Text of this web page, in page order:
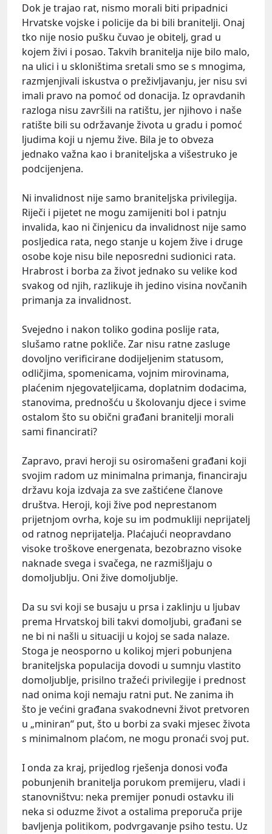
Dok je trajao rat, nismo morali biti pripadnici
Hrvatske vojske i policije da bi bili branitelji. Onaj
tko nije nosio pušku čuvao je obitelj, grad u
kojem živi i posao. Takvih branitelja nije bilo malo,
na ulici i u skloništima sretali smo se s mnogima,
razmjenjivali iskustva o preživljavanju, jer nisu svi
imali pravo na pomoć od donacija. Iz opravdanih
razloga nisu završili na ratištu, jer njihovo i naše
ratište bili su održavanje života u gradu i pomoć
ljudima koji u njemu žive. Bila je to obveza
jednako važna kao i braniteljska a višestruko je
podcijenjena.
Ni invalidnost nije samo braniteljska privilegija.
Riječi i pijetet ne mogu zamijeniti bol i patnju
invalida, kao ni činjenicu da invalidnost nije samo
posljedica rata, nego stanje u kojem žive i druge
osobe koje nisu bile neposredni sudionici rata.
Hrabrost i borba za život jednako su velike kod
svakog od njih, razlikuje ih jedino visina novčanih
primanja za invalidnost.
Svejedno i nakon toliko godina poslije rata,
slušamo ratne pokliče. Zar nisu ratne zasluge
dovoljno verificirane dodijeljenim statusom,
odličjima, spomenicama, vojnim mirovinama,
plaćenim njegovateljicama, doplatnim dodacima,
stanovima, prednošću u školovanju djece i svime
ostalom što su obični građani branitelji morali
sami financirati?
Zapravo, pravi heroji su osiromašeni građani koji
svojim radom uz minimalna primanja, financiraju
državu koja izdvaja za sve zaštićene članove
društva. Heroji, koji žive pod neprestanom
prijetnjom ovrha, koje su im podmukliji neprijatelj
od ratnog neprijatelja. Plaćajući neopravdano
visoke troškove energenata, bezobrazno visoke
naknade svega i svačega, ne razmišljaju o
domoljublju. Oni žive domoljublje.
Da su svi koji se busaju u prsa i zaklinju u ljubav
prema Hrvatskoj bili takvi domoljubi, građani se
ne bi ni našli u situaciji u kojoj se sada nalaze.
Stoga je neosporno u kolikoj mjeri pobunjena
braniteljska populacija dovodi u sumnju vlastito
domoljublje, prisilno tražeći privilegije i prednost
nad onima koji nemaju ratni put. Ne zanima ih
što je većini građana svakodnevni život pretvoren
u „miniran“ put, što u borbi za svaki mjesec života
s minimalnom plaćom, ne mogu pronaći svoj put.
I onda za kraj, prijedlog rješenja donosi vođa
pobunjenih branitelja porukom premijeru, vladi i
stanovništvu: neka premijer ponudi ostavku ili
neka si oduzme život a ostalima preporuča prije
bavljenja politikom, podvrgavanje psiho testu. Uz